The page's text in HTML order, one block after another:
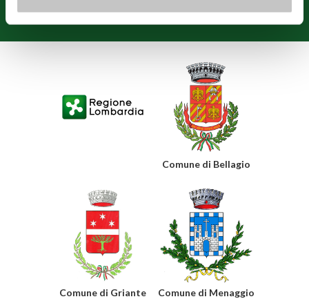
Datenschutz Cookie-Hinweis Einwilligung ändern
Comune di Bellagio
Comune di Griante Comune di Menaggio